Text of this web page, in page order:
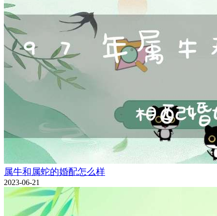
属牛和属蛇的婚配怎么样
2023-06-21